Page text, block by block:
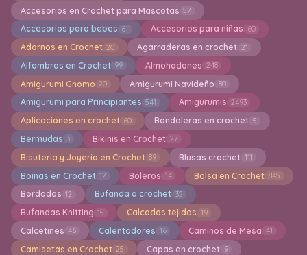
Accesorios en Crochet para Mascotas 57
Accesorios para bebes 61 Accesorios para niñas 60
Adornos en Crochet 20 Agarraderas en crochet 21
Alfombras en Crochet 99 Almohadones 248
Amigurumi Gnomo 20 Amigurumi Navideño 80
Amigurumi para Principiantes 541 Amigurumis 2493
Aplicaciones en crochet 60 Bandoleras en crochet 5
Bermudas 3 Bikinis en Crochet 27
Bisuteria y Joyeria en Crochet 89 Blusas crochet 111
Boinas en Crochet 12 Boleros 14 Bolsa en Crochet 845
Bordados 12 Bufanda a crochet 32
Bufandas Knitting 15 Calcados tejidos 19
Calcetines 46 Calentadores 16 Caminos de Mesa 41
Camisetas en Crochet 25 Capas en crochet 9